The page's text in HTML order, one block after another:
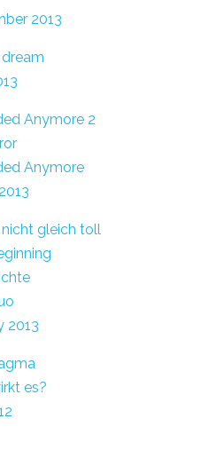
2013
Anymore 2
Anymore
gleich toll
2013
es?